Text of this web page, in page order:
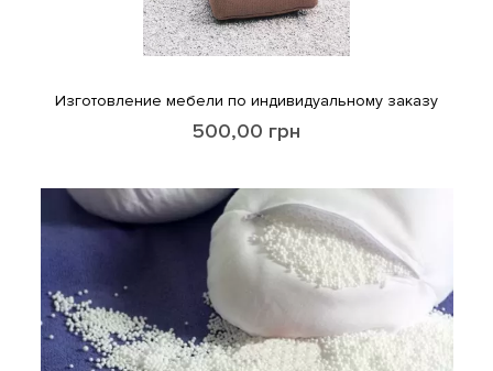
Изготовление мебели по индивидуальному заказу
500,00 грн